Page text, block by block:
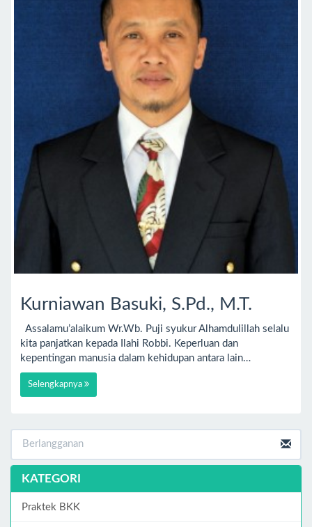
Kurniawan Basuki, S.Pd., M.T.
Assalamu’alaikum Wr.Wb. Puji syukur Alhamdulillah selalu
kita panjatkan kepada Ilahi Robbi. Keperluan dan
kepentingan manusia dalam kehidupan antara lain…
Selengkapnya
KATEGORI
Praktek BKK